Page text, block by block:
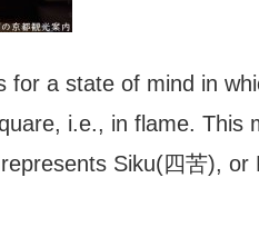
for a state of mind in
i.e., in flame. This
Siku(四苦),